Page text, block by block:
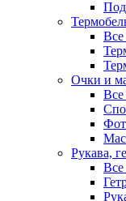
Все
Очки и
Рукава,
Все